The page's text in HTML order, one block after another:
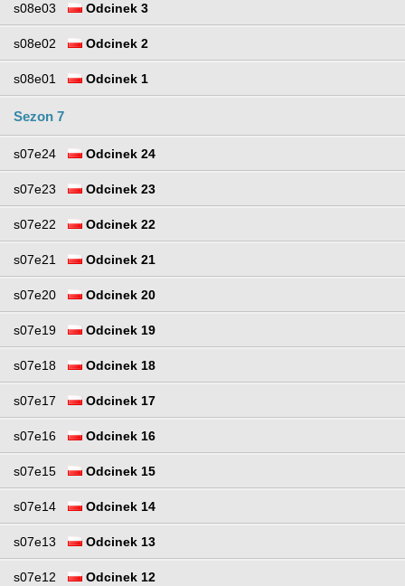
s08e03 Odcinek 3
s08e02 Odcinek 2
s08e01 Odcinek 1
Sezon 7
s07e24 Odcinek 24
s07e23 Odcinek 23
s07e22 Odcinek 22
s07e21 Odcinek 21
s07e20 Odcinek 20
s07e19 Odcinek 19
s07e18 Odcinek 18
s07e17 Odcinek 17
s07e16 Odcinek 16
s07e15 Odcinek 15
s07e14 Odcinek 14
s07e13 Odcinek 13
s07e12 Odcinek 12